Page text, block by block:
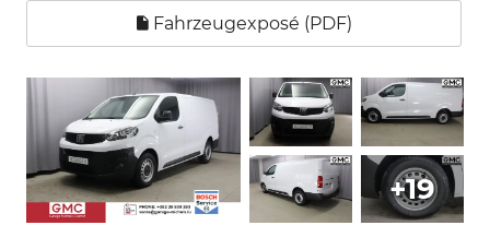
Fahrzeugexposé (PDF)
+19